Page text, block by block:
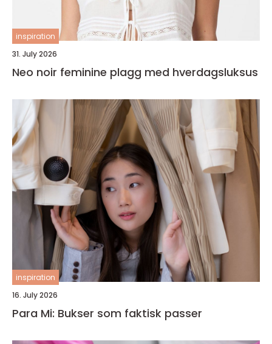
inspiration
31. July 2026
Neo noir feminine plagg med hverdagsluksus
inspiration
16. July 2026
Para Mi: Bukser som faktisk passer